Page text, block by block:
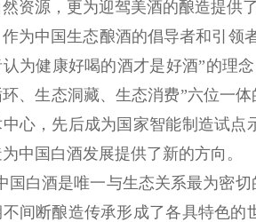
资源，更为迎驾美酒的酿造提供
中国生态酿酒的倡导者和引领者
认为健康好喝的酒才是好酒”的理
、生态洞藏、生态消费”六位一
心，先后成为国家智能制造试
中国白酒发展提供了新的方向。
白酒是唯一与生态关系最为密切
间断酿造传承形成了各具特色